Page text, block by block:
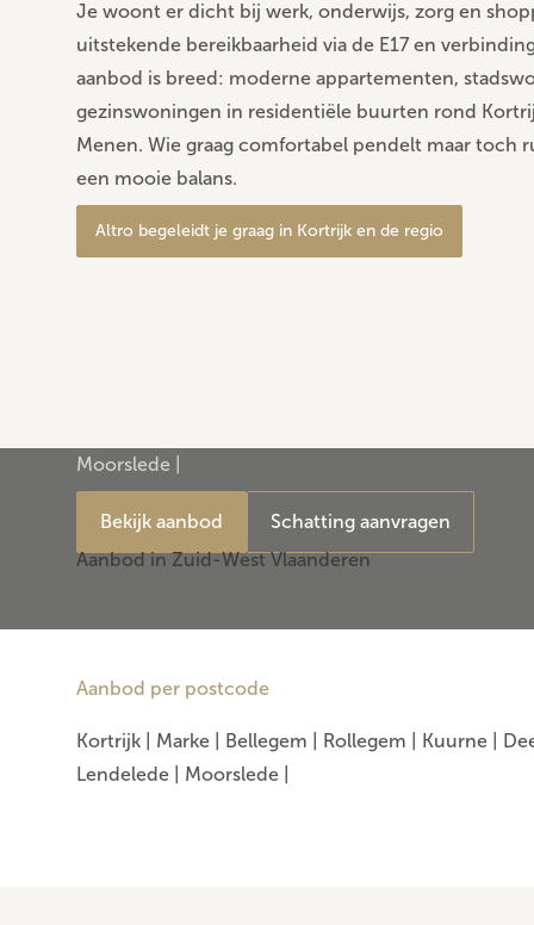
Moorslede |
Bekijk aanbod Schatting aanvragen
Je woont er dicht bij werk, onderwijs, zorg en
uitstekende bereikbaarheid via de E17 en
aanbod is breed: moderne appartementen,
gezinswoningen in residentiële buurten rond
Menen. Wie graag comfortabel pendelt maar toch
een mooie balans.
Altro begeleidt je graag in Kortrijk en de regio
Aanbod in Zuid-West Vlaanderen
Aanbod per postcode
Kortrijk Marke Bellegem Rollegem Kuurne
Lendelede
Moorslede